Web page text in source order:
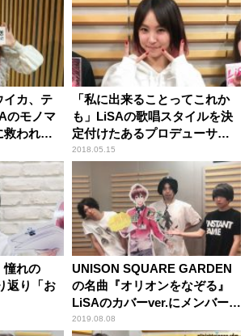
イカ、テ
のモノマ
救われ
「私に出来ることってこれか
も」LiSAの歌唱スタイルを決
定付けたあるプロデューサー
の言葉
2018.05.15
憧れの
返り「お
UNISON SQUARE GARDEN
の名曲『オリオンをなぞる』
LiSAのカバーver.にメンバー感
動
2019.08.08